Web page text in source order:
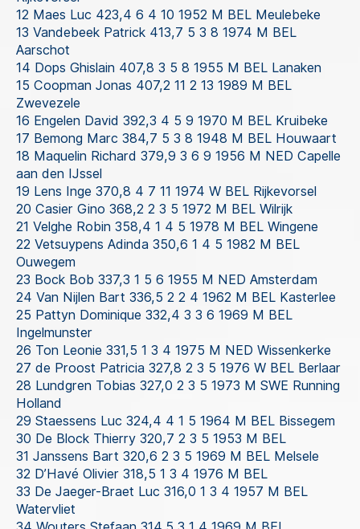
12 Maes Luc 423,4 6 4 10 1952 M BEL Meulebeke
13 Vandebeek Patrick 413,7 5 3 8 1974 M BEL
Aarschot
14 Dops Ghislain 407,8 3 5 8 1955 M BEL Lanaken
15 Coopman Jonas 407,2 11 2 13 1989 M BEL
Zwevezele
16 Engelen David 392,3 4 5 9 1970 M BEL Kruibeke
17 Bemong Marc 384,7 5 3 8 1948 M BEL Houwaart
18 Maquelin Richard 379,9 3 6 9 1956 M NED Capelle
aan den IJssel
19 Lens Inge 370,8 4 7 11 1974 W BEL Rijkevorsel
20 Casier Gino 368,2 2 3 5 1972 M BEL Wilrijk
21 Velghe Robin 358,4 1 4 5 1978 M BEL Wingene
22 Vetsuypens Adinda 350,6 1 4 5 1982 M BEL
Ouwegem
23 Bock Bob 337,3 1 5 6 1955 M NED Amsterdam
24 Van Nijlen Bart 336,5 2 2 4 1962 M BEL Kasterlee
25 Pattyn Dominique 332,4 3 3 6 1969 M BEL
Ingelmunster
26 Ton Leonie 331,5 1 3 4 1975 M NED Wissenkerke
27 de Proost Patricia 327,8 2 3 5 1976 W BEL Berlaar
28 Lundgren Tobias 327,0 2 3 5 1973 M SWE Running
Holland
29 Staessens Luc 324,4 4 1 5 1964 M BEL Bissegem
30 De Block Thierry 320,7 2 3 5 1953 M BEL
31 Janssens Bart 320,6 2 3 5 1969 M BEL Melsele
32 D’Havé Olivier 318,5 1 3 4 1976 M BEL
33 De Jaeger-Braet Luc 316,0 1 3 4 1957 M BEL
Watervliet